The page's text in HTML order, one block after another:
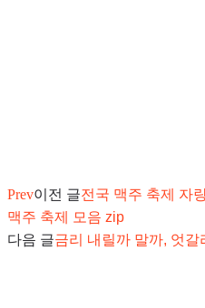
Prev이전 글전국 맥주 축제 자
맥주 축제 모음 zip
다음 글금리 내릴까 말까, 엇갈